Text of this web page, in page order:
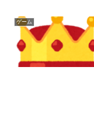
ゲーム